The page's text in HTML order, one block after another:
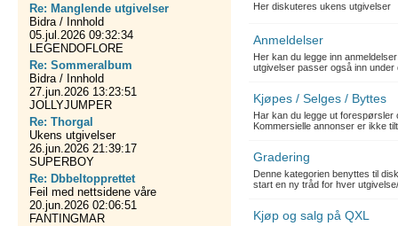
Re: Manglende utgivelser
Bidra / Innhold
05.jul.2026 09:32:34
LEGENDOFLORE
Re: Sommeralbum
Bidra / Innhold
27.jun.2026 13:23:51
JOLLYJUMPER
Re: Thorgal
Ukens utgivelser
26.jun.2026 21:39:17
SUPERBOY
Re: Dbbeltopprettet
Feil med nettsidene våre
20.jun.2026 02:06:51
FANTINGMAR
Her diskuteres ukens utgivelser
Anmeldelser
Her kan du legge inn
utgivelser passer også inn under
Kjøpes / Selges / Byttes
Har kan du legge ut forespørsler
Kommersielle annonser er ikke
Gradering
Denne kategorien benyttes til
start en ny tråd for hver
Kjøp og salg på QXL